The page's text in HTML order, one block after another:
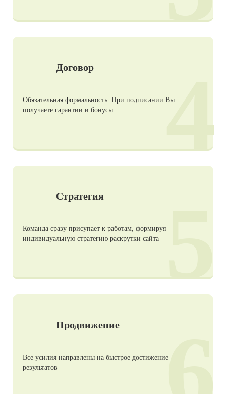
Договор
Обязательная формальность. При подписании Вы
получаете гарантии и бонусы
4
Стратегия
Команда сразу присупает к работам, формируя
индивидуальную стратегию раскрутки сайта
5
Продвижение
Все усилия направлены на быстрое достижение
результатов